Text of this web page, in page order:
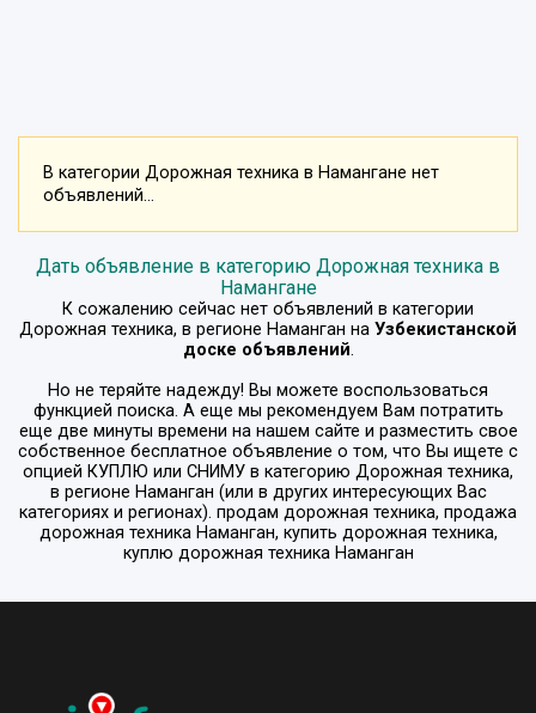
В категории Дорожная техника в Намангане нет
объявлений...
Дать объявление в категорию Дорожная техника в
Намангане
К сожалению сейчас нет объявлений в категории
Дорожная техника, в регионе Наманган на Узбекистанской
доске объявлений.
Но не теряйте надежду! Вы можете воспользоваться
функцией поиска. А еще мы рекомендуем Вам потратить
еще две минуты времени на нашем сайте и разместить свое
собственное бесплатное объявление о том, что Вы ищете с
опцией КУПЛЮ или СНИМУ в категорию Дорожная техника,
в регионе Наманган (или в других интересующих Вас
категориях и регионах). продам дорожная техника, продажа
дорожная техника Наманган, купить дорожная техника,
куплю дорожная техника Наманган